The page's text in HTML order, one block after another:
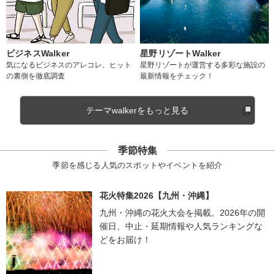
ビジネスWalker
気になるビジネスのアレコレ、ヒット
の裏側を徹底調査
星野リゾートWalker
星野リゾートが運営する多彩な施設の
最新情報をチェック！
テーマwalkerをもっと見る
季節特集
季節を感じる人気のスポットやイベントを紹介
花火特集2026【九州・沖縄】
九州・沖縄の花火大会を掲載。2026年の開
催日、中止・延期情報や人気ランキングな
どをお届け！